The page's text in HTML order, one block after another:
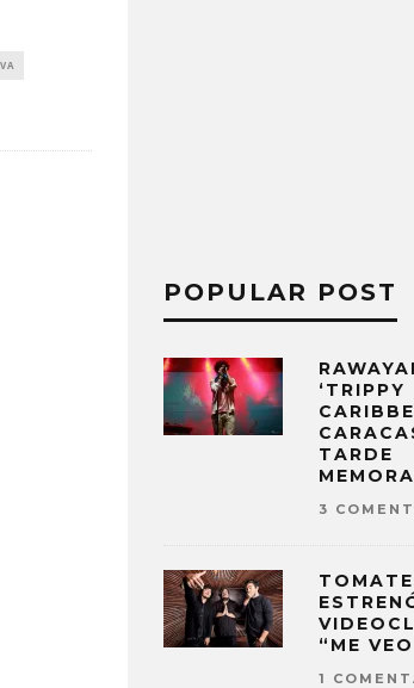
POPULAR POST
‘TRIPPY
TARDE
3
“ME
1